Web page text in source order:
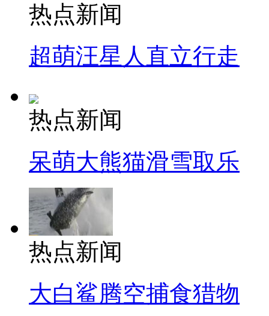
热点新闻
超萌汪星人直立行走
热点新闻
呆萌大熊猫滑雪取乐
热点新闻
大白鲨腾空捕食猎物